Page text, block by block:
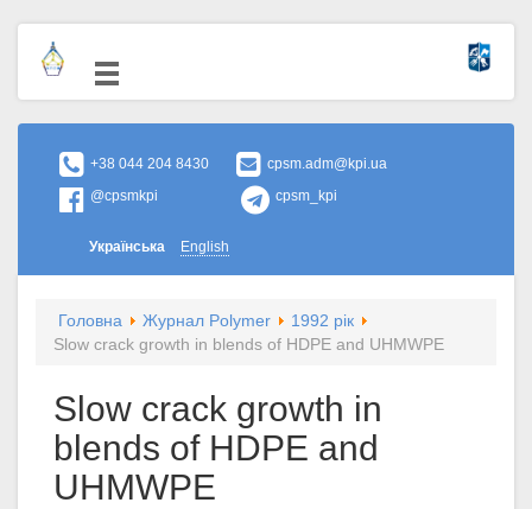
+38 044 204 8430
cpsm.adm@kpi.ua
@cpsmkpi
cpsm_kpi
Українська English
Головна Журнал Polymer
1992 рік
Slow crack growth in blends of HDPE and UHMWPE
Slow crack growth in
blends of HDPE and
UHMWPE